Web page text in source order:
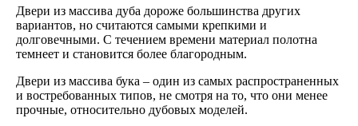
Двери из массива дуба дороже большинства других
вариантов, но считаются самыми крепкими и
долговечными. С течением времени материал полотна
темнеет и становится более благородным.
Двери из массива бука – один из самых распространенных
и востребованных типов, не смотря на то, что они менее
прочные, относительно дубовых моделей.